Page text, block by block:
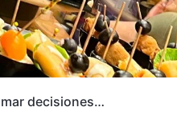
decisiones…